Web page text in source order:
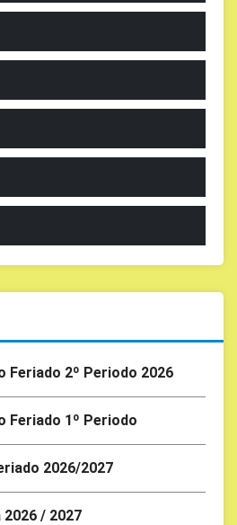
Feriado 2º Periodo 2026
Feriado 1º Periodo
2026/2027
/ 2027